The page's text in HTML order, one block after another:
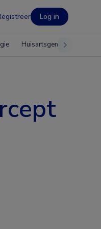
Log in
Huisartsgeneeskunde